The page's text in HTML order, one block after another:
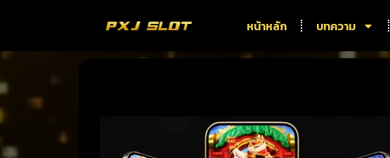
หน้าหลัก บทความ